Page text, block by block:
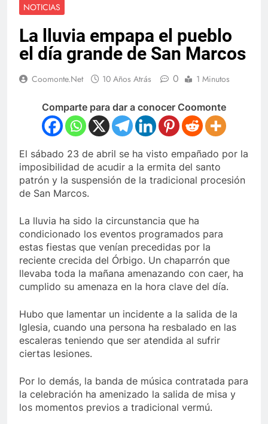
NOTICIAS
La lluvia empapa el pueblo
el día grande de San Marcos
Coomonte.net 10 Años Atrás 0 1 Minutos
Comparte para dar a conocer Coomonte
El sábado 23 de abril se ha visto empañado por la
imposibilidad de acudir a la ermita del santo
patrón y la suspensión de la tradicional procesión
de San Marcos.
La lluvia ha sido la circunstancia que ha
condicionado los eventos programados para
estas fiestas que venían precedidas por la
reciente crecida del Órbigo. Un chaparrón que
llevaba toda la mañana amenazando con caer, ha
cumplido su amenaza en la hora clave del día.
Hubo que lamentar un incidente a la salida de la
Iglesia, cuando una persona ha resbalado en las
escaleras teniendo que ser atendida al sufrir
ciertas lesiones.
Por lo demás, la banda de música contratada para
la celebración ha amenizado la salida de misa y
los momentos previos a tradicional vermú.